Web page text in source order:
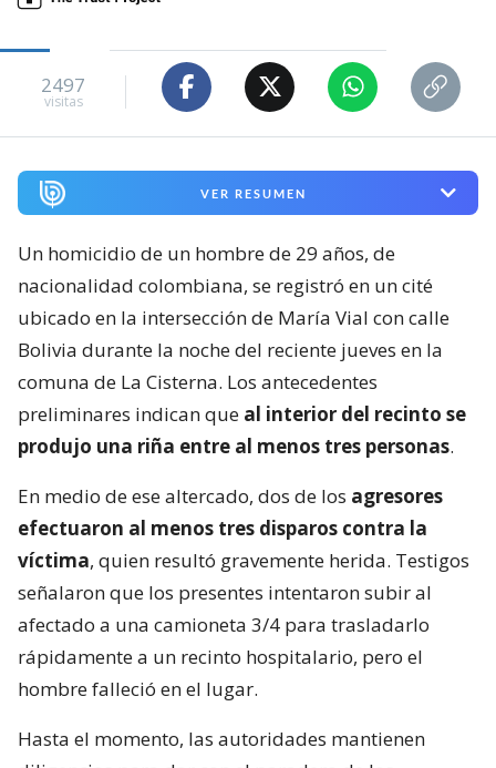
2497
visitas
VER RESUMEN
Un homicidio de un hombre de 29 años, de
nacionalidad colombiana, se registró en un cité
ubicado en la intersección de María Vial con calle
Bolivia durante la noche del reciente jueves en la
comuna de La Cisterna. Los antecedentes
preliminares indican que al interior del recinto se
produjo una riña entre al menos tres personas.
En medio de ese altercado, dos de los agresores
efectuaron al menos tres disparos contra la
víctima, quien resultó gravemente herida. Testigos
señalaron que los presentes intentaron subir al
afectado a una camioneta 3/4 para trasladarlo
rápidamente a un recinto hospitalario, pero el
hombre falleció en el lugar.
Hasta el momento, las autoridades mantienen